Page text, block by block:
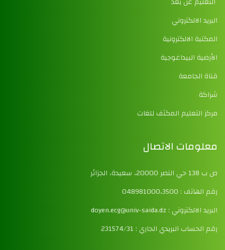
البريد الالكتروني
المكتبة الالكترونية
الأرضية البيداغوجية
قناة الجامعة
شراكة
مركز التعليم المكثف للغات
معلومات الاتصال
ص ب 138 حي النصر 20000، سعيدة، الجزائر
رقم الهاتف : 048981000،3500
البريد الالكتروني : doyen.ecg@univ-saida.dz
رقم الحساب البريدي الجاري : 231574/31